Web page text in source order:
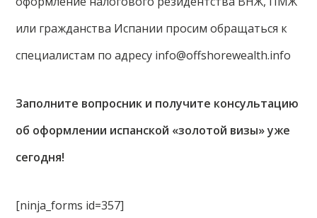
или гражданства Испании просим обращаться к
специалистам по адресу info@offshorewealth.info
Заполните вопросник и получите консультацию
об оформлении испанской «золотой визы» уже
сегодня!
[ninja_forms id=357]